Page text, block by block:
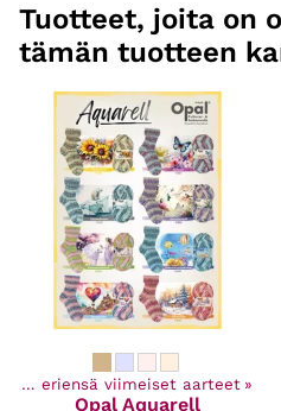
Tuotteet, joita on
tämän tuotteen
Poistuvat ja eriensä viimeiset aarteet ‪»
Opal Aquarell